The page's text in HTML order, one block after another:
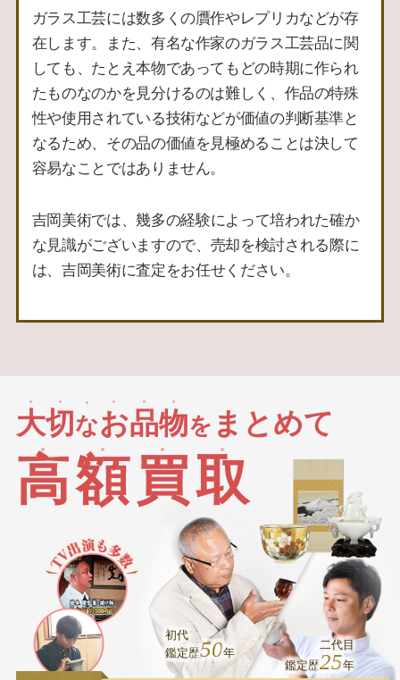
ガラス工芸には数多くの贋作やレプリカなどが存
在します。また、有名な作家のガラス工芸品に関
しても、たとえ本物であってもどの時期に作られ
たものなのかを見分けるのは難しく、作品の特殊
性や使用されている技術などが価値の判断基準と
なるため、その品の価値を見極めることは決して
容易なことではありません。
吉岡美術では、幾多の経験によって培われた確か
な見識がございますので、売却を検討される際に
は、吉岡美術に査定をお任せください。
大切 なお品物を まとめて
高額買取
初代
鑑定歴50年
二代目
鑑定歴25年